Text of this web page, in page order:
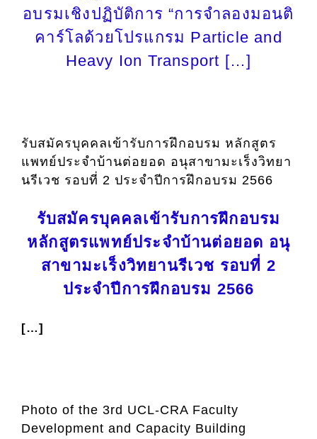
อบรมเชิงปฏิบัติการ “การจำลองมอนติ
คาร์โลด้วยโปรแกรม Particle and
Heavy Ion Transport […]
รับสมัครบุคคลเข้ารับการฝึกอบรม หลักสูตร
แพทย์ประจำบ้านต่อยอด อนุสาขามะเร็งวิทยา
นรีเวช รอบที่ 2 ประจำปีการฝึกอบรม 2566
รับสมัครบุคคลเข้ารับการฝึกอบรม
หลักสูตรแพทย์ประจำบ้านต่อยอด อนุ
สาขามะเร็งวิทยานรีเวช รอบที่ 2
ประจำปีการฝึกอบรม 2566
[…]
Photo of the 3rd UCL-CRA Faculty
Development and Capacity Building